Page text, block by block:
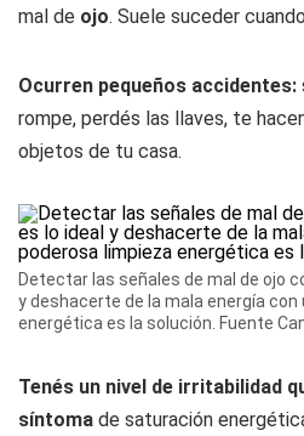
mal de ojo. Suele suceder
Ocurren pequeños accidentes:
rompe, perdés las llaves, te
objetos de tu casa.
Detectar las señales de mal de ojo
y deshacerte de la mala energía
energética es la solución. Fuente
Tenés un nivel de irritabilidad
síntoma de saturación